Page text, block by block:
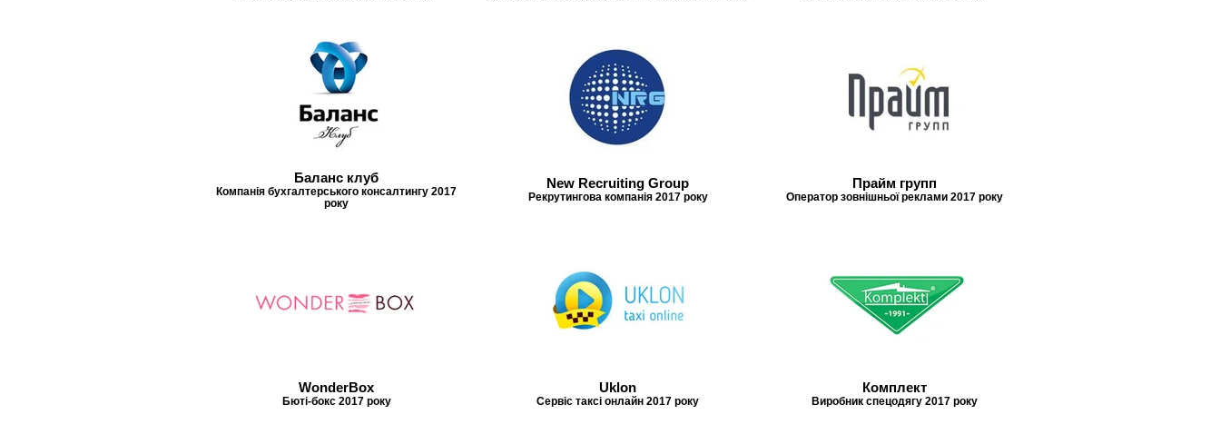
Баланс клуб
Компанія бухгалтерського консалтингу 2017
року
New Recruiting Group
Рекрутингова компанія 2017 року
Прайм групп
Оператор зовнішньої реклами 2017 року
WonderBox
Бюті-бокс 2017 року
Uklon
Сервіс таксі онлайн 2017 року
Комплект
Виробник спецодягу 2017 року